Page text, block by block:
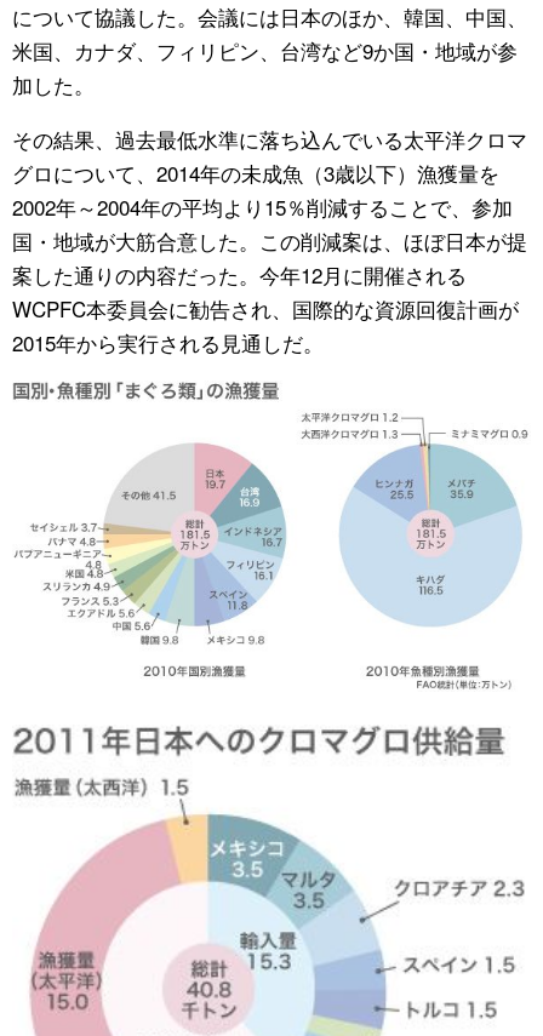
について協議した。会議には日本のほか、韓国、中国、
米国、カナダ、フィリピン、台湾など9か国・地域が参
加した。
その結果、過去最低水準に落ち込んでいる太平洋クロマ
グロについて、2014年の未成魚（3歳以下）漁獲量を
2002年～2004年の平均より15％削減することで、参加
国・地域が大筋合意した。この削減案は、ほぼ日本が提
案した通りの内容だった。今年12月に開催される
WCPFC本委員会に勧告され、国際的な資源回復計画が
2015年から実行される見通しだ。